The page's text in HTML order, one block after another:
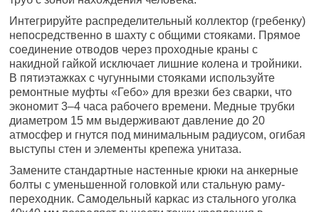
Интегрируйте распределительный коллектор (гребенку)
непосредственно в шахту с общими стояками. Прямое
соединение отводов через проходные краны с
накидной гайкой исключает лишние колена и тройники.
В пятиэтажках с чугунными стояками используйте
ремонтные муфты «Гебо» для врезки без сварки, что
экономит 3–4 часа рабочего времени. Медные трубки
диаметром 15 мм выдерживают давление до 20
атмосфер и гнутся под минимальным радиусом, огибая
выступы стен и элементы крепежа унитаза.
Замените стандартные настенные крюки на анкерные
болты с уменьшенной головкой или стальную раму-
переходник. Самодельный каркас из стального уголка